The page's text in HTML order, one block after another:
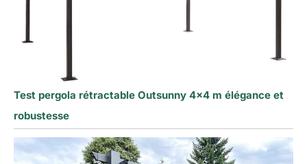
Test pergola rétractable Outsunny 4×4 m élégance et
robustesse